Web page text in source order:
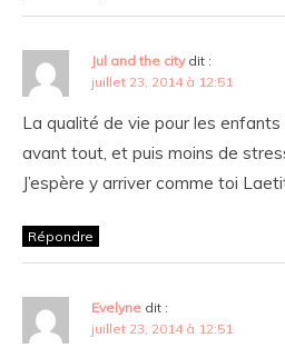
Jul and the city dit :
juillet 23, 2014 à 12:51
La qualité de vie pour les enfants
avant tout, et puis moins de
J’espère y arriver comme toi
Répondre
Evelyne dit :
juillet 23, 2014 à 12:51